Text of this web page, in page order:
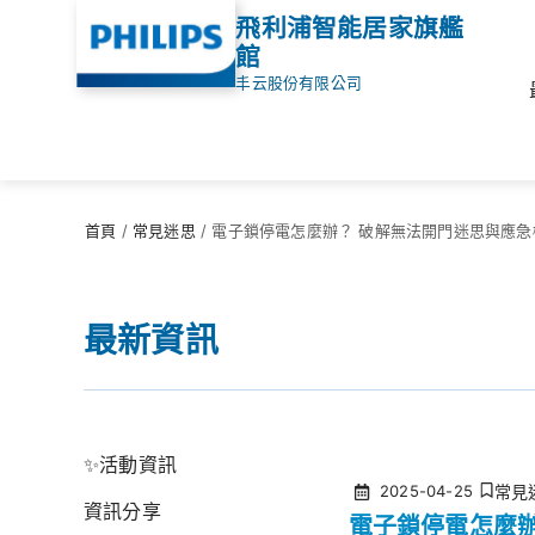
飛利浦智能居家旗艦
館
丰云股份有限公司
首頁 / 常見迷思 / 電子鎖停電怎麼辦？ 破解無法開門迷思與應
最新資訊
✨活動資訊
資訊分享
2025-04-25 常見
電子鎖停電怎麼